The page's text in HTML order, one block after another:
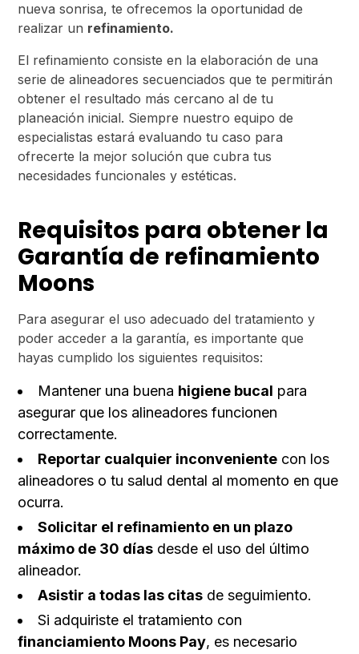
nueva sonrisa, te ofrecemos la oportunidad de
realizar un refinamiento.
El refinamiento consiste en la elaboración de una
serie de alineadores secuenciados que te permitirán
obtener el resultado más cercano al de tu
planeación inicial. Siempre nuestro equipo de
especialistas estará evaluando tu caso para
ofrecerte la mejor solución que cubra tus
necesidades funcionales y estéticas.
Requisitos para obtener la
Garantía de refinamiento
Moons
Para asegurar el uso adecuado del tratamiento y
poder acceder a la garantía, es importante que
hayas cumplido los siguientes requisitos:
Mantener una buena higiene bucal para
asegurar que los alineadores funcionen
correctamente.
Reportar cualquier inconveniente con los
alineadores o tu salud dental al momento en que
ocurra.
Solicitar el refinamiento en un plazo
máximo de 30 días desde el uso del último
alineador.
Asistir a todas las citas de seguimiento.
Si adquiriste el tratamiento con
financiamiento Moons Pay, es necesario